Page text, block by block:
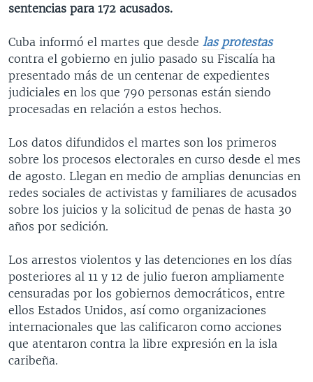
FORO [RADIO]
NOTA ECONÓMICA
ENTRETENIMIENTO
Idiomas
sentencias para 172 acusados.
Cuba informó el martes que desde las protestas
contra el gobierno en julio pasado su Fiscalía ha
presentado más de un centenar de expedientes
judiciales en los que 790 personas están siendo
procesadas en relación a estos hechos.
Los datos difundidos el martes son los primeros
sobre los procesos electorales en curso desde el mes
de agosto. Llegan en medio de amplias denuncias en
redes sociales de activistas y familiares de acusados
sobre los juicios y la solicitud de penas de hasta 30
años por sedición.
Los arrestos violentos y las detenciones en los días
posteriores al 11 y 12 de julio fueron ampliamente
censuradas por los gobiernos democráticos, entre
ellos Estados Unidos, así como organizaciones
internacionales que las calificaron como acciones
que atentaron contra la libre expresión en la isla
caribeña.